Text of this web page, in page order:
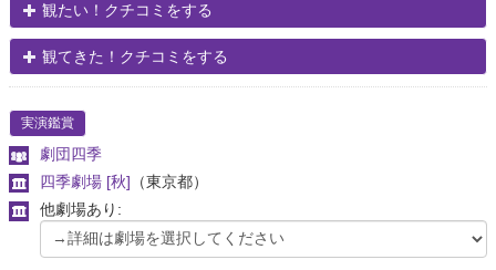
観たい！クチコミをする
観てきた！クチコミをする
実演鑑賞
劇団四季
四季劇場 [秋] （東京都）
他劇場あり: